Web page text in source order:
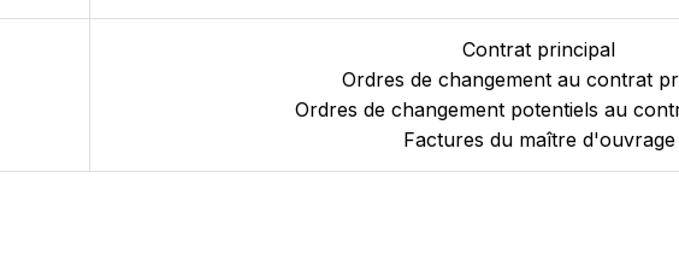
Contrat principal
Ordres de changement au contrat
Ordres de changement potentiels au
Factures du maître d'ouvrage